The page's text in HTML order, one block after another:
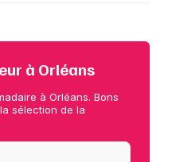
à Orléans
à Orléans. Bons
sélection de la